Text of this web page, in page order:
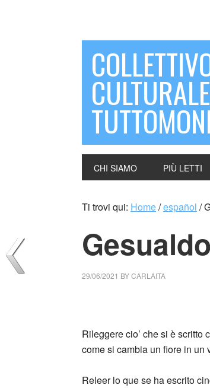
CULTURALE
CHI SIAMO PIÙ LETTI
Ti trovi qui: Home/español /
29/06/2021 BYCARLAITA
Rileggere cio’ che si è scritto
come si cambia un fiore in un
Releer lo que se ha escrito